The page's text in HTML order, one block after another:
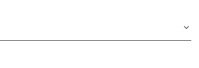
les tours, le partnering). Il
les limites du corps et ses